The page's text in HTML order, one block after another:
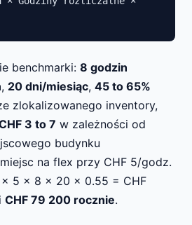
benchmarki: 8 godzin
, 20 dni/miesiąc, 45 to 65%
zlokalizowanego inventory,
3 to 7 w zależności od
budynku
na flex przy CHF 5/godz.
× 5 × 8 × 20 × 0.55 = CHF
CHF 79 200 rocznie.